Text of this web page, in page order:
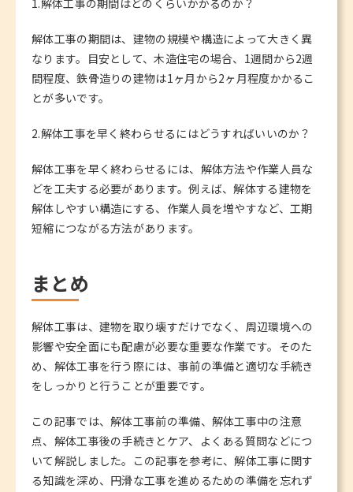
解体工事の期間は、建物の規模や構造によって大きく異
なります。目安として、木造住宅の場合、1週間から2週
間程度、鉄骨造りの建物は1ヶ月から2ヶ月程度かかるこ
とが多いです。
2.解体工事を早く終わらせるにはどうすればいいのか？
解体工事を早く終わらせるには、解体方法や作業人員な
どを工夫する必要があります。例えば、解体する建物を
解体しやすい構造にする、作業人員を増やすなど、工期
短縮につながる方法があります。
まとめ
解体工事は、建物を取り壊すだけでなく、周辺環境への
影響や安全面にも配慮が必要な重要な作業です。そのた
め、解体工事を行う際には、事前の準備と適切な手続き
をしっかりと行うことが重要です。
この記事では、解体工事前の準備、解体工事中の注意
点、解体工事後の手続きとケア、よくある質問などにつ
いて解説しました。この記事を参考に、解体工事に関す
る知識を深め、円滑な工事を進めるための準備を忘れず